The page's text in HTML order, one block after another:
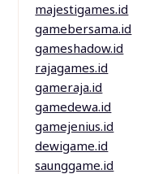
majestigames.id
gamebersama.id
gameshadow.id
rajagames.id
gameraja.id
gamedewa.id
gamejenius.id
dewigame.id
saunggame.id